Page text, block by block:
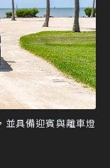
並具備迎賓與離車燈